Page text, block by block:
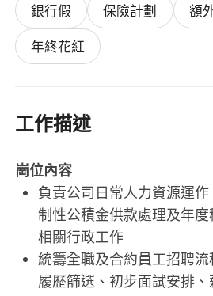
銀行假 保險計劃
額
年終花紅
工作描述
崗位內容
負責公司日常人力資源運
制性公積金供款處理及年
相關行政工作
統籌全職及合約員工招聘流
履歷篩選、初步面試安排